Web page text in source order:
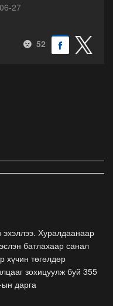
27
52
Хуралдаанаар
батлахаар санал
хүчин төгөлдөр
зохицуулж буй 355
дарга